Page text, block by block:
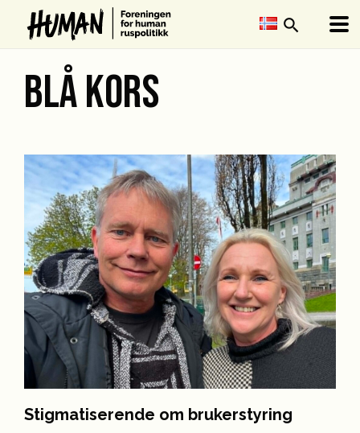
search
BLÅ KORS
Stigmatiserende om brukerstyring